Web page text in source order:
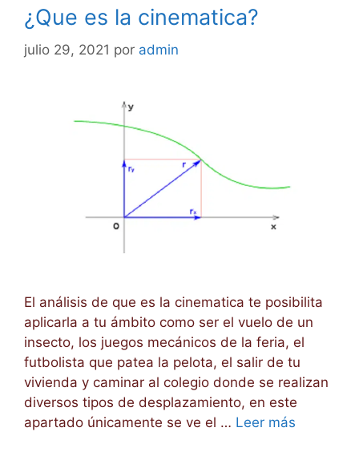
¿Que es la cinematica?
julio 29, 2021 por admin
El análisis de que es la cinematica te posibilita
aplicarla a tu ámbito como ser el vuelo de un
insecto, los juegos mecánicos de la feria, el
futbolista que patea la pelota, el salir de tu
vivienda y caminar al colegio donde se realizan
diversos tipos de desplazamiento, en este
apartado únicamente se ve el … Leer más